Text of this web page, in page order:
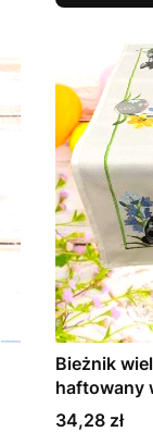
Bieżnik
haftowany w
czarne i
Cena
34,28 zł